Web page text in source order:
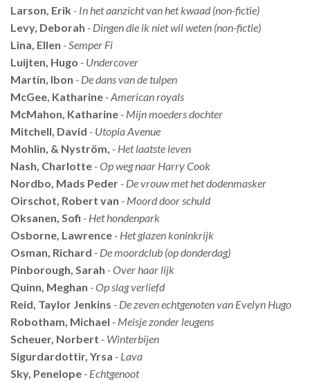
Larson, Erik - In het aanzicht van het kwaad (non-fictie)
Levy, Deborah - Dingen die ik niet wil weten (non-fictie)
Lina, Ellen - Semper Fi
Luijten, Hugo - Undercover
Martín, Ibon - De dans van de tulpen
McGee, Katharine - American royals
McMahon, Katharine - Mijn moeders dochter
Mitchell, David - Utopia Avenue
Mohlin, & Nyström, - Het laatste leven
Nash, Charlotte - Op weg naar Harry Cook
Nordbo, Mads Peder - De vrouw met het dodenmasker
Oirschot, Robert van - Moord door schuld
Oksanen, Sofi - Het hondenpark
Osborne, Lawrence - Het glazen koninkrijk
Osman, Richard - De moordclub (op donderdag)
Pinborough, Sarah - Over haar lijk
Quinn, Meghan - Op slag verliefd
Reid, Taylor Jenkins - De zeven echtgenoten van Evelyn Hugo
Robotham, Michael - Meisje zonder leugens
Scheuer, Norbert - Winterbijen
Sigurdardottir, Yrsa - Lava
Sky, Penelope - Echtgenoot